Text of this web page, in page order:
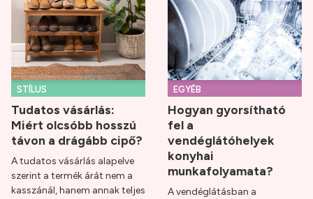
STÍLUS
Tudatos vásárlás:
Miért olcsóbb hosszú
távon a drágább cipő?
A tudatos vásárlás alapelve
szerint a termék árát nem a
kasszánál, hanem annak teljes
EGYÉB
Hogyan gyorsítható
fel a
vendéglátóhelyek
konyhai
munkafolyamata?
A vendéglátásban a